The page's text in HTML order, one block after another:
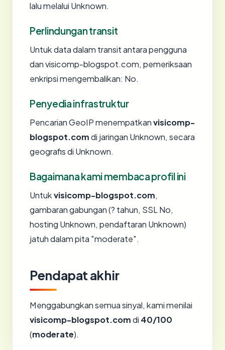
lalu melalui Unknown.
Perlindungan transit
Untuk data dalam transit antara pengguna
dan visicomp-blogspot.com, pemeriksaan
enkripsi mengembalikan: No.
Penyedia infrastruktur
Pencarian GeoIP menempatkanvisicomp-
blogspot.comdi jaringan Unknown, secara
geografis di Unknown.
Bagaimana kami membaca profil ini
Untukvisicomp-blogspot.com,
gambaran gabungan (? tahun, SSL No,
hosting Unknown, pendaftaran Unknown)
jatuh dalam pita "moderate".
Pendapat akhir
Menggabungkan semua sinyal, kami menilai
visicomp-blogspot.comdi 40/100
(moderate).